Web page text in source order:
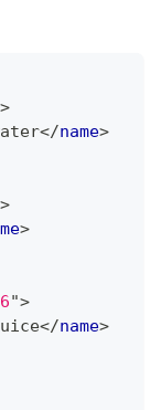
>
</name>
>
>
">
</name>